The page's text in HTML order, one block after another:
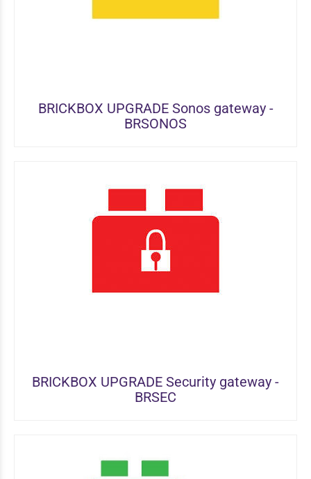
BRICKBOX UPGRADE Sonos gateway -
BRSONOS
BRICKBOX UPGRADE Security gateway -
BRSEC